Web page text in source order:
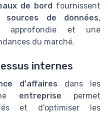
de bord fournissent
sources de données,
approfondie et une
du marché.
internes
d'affaires dans les
entreprise permet
et d'optimiser les